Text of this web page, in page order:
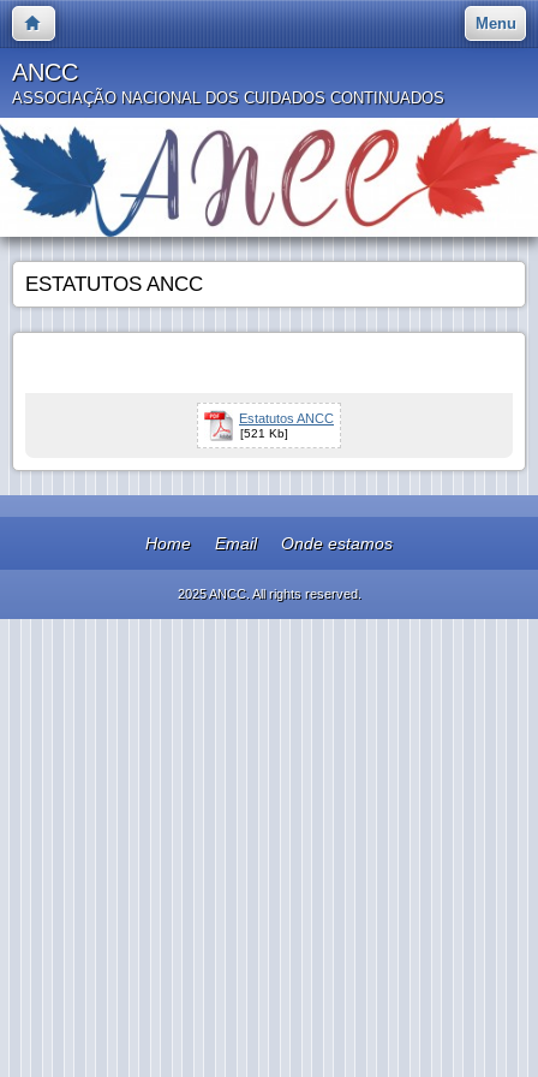
Menu
ANCC
ASSOCIAÇÃO NACIONAL DOS CUIDADOS CONTINUADOS
ESTATUTOS ANCC
Estatutos ANCC
[521 Kb]
Home Email Onde estamos
2025 ANCC. All rights reserved.